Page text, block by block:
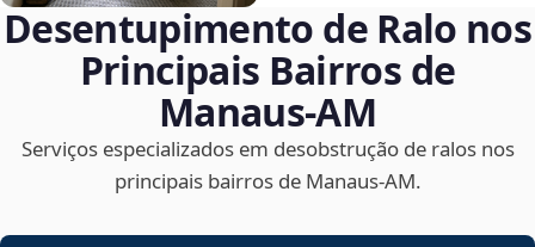
Desentupimento de Ralo nos
Principais Bairros de
Manaus‑AM
Serviços especializados em desobstrução de ralos nos
principais bairros de Manaus‑AM.